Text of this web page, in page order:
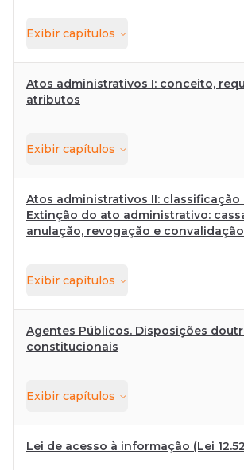
Exibir capítulos
Atos administrativos I: conceito,
atributos
Exibir capítulos
Atos administrativos II: classificação
Extinção do ato administrativo:
anulação, revogação e convalidação
Exibir capítulos
Agentes Públicos. Disposições
constitucionais
Exibir capítulos
Lei de acesso à informação (Lei